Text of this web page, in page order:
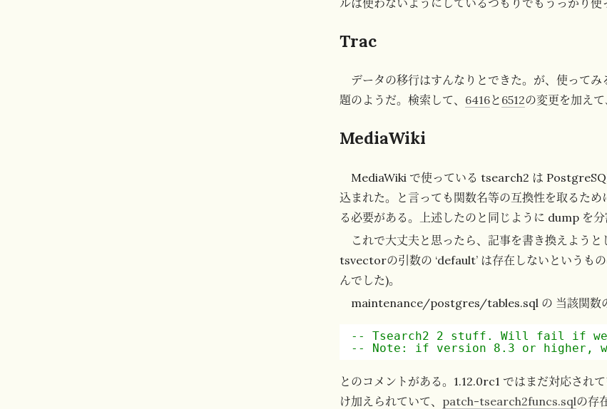
ルは使わないようにしているつもりでもうっかり使
Trac
データの移行はすんなりとできた。が、使って
題のようだ。検索して、 6416と 6512の変更を加えて
MediaWiki
MediaWiki で使っている tsearch2 は
込まれた。と言っても関数名等の互換性を取るた
る必要がある。上述したのと同じように dump を分
これで大丈夫と思ったら、記事を書き換えよう
tsvectorの引数の ‘default’ は存在しないというも
んでした)。
maintenance/postgres/tables.sql の 当該関数
-- Tsearch2 2 stuff. Will fail if we
-- Note: if version 8.3 or higher,
とのコメントがある。1.12.0rc1 ではまだ対応され
け加えられていて、 patch-tsearch2funcs.sqlの存